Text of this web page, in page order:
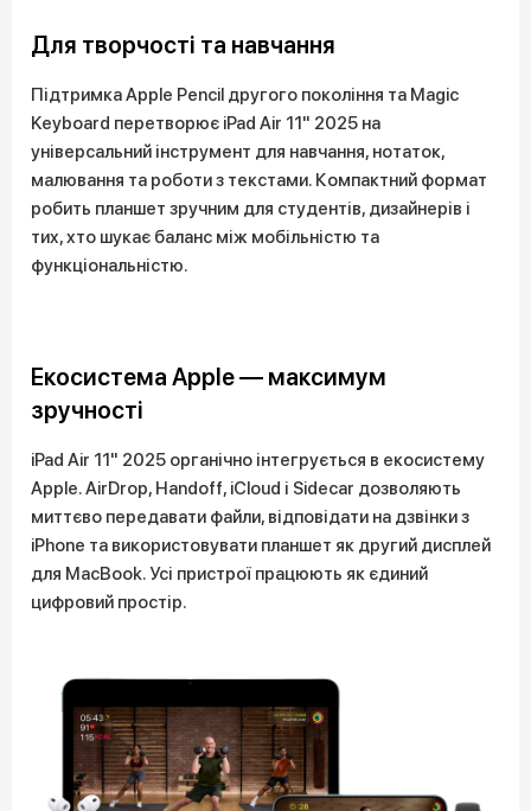
Для творчості та навчання
Підтримка Apple Pencil другого покоління та Magic
Keyboard перетворює iPad Air 11" 2025 на
універсальний інструмент для навчання, нотаток,
малювання та роботи з текстами. Компактний формат
робить планшет зручним для студентів, дизайнерів і
тих, хто шукає баланс між мобільністю та
функціональністю.
Екосистема Apple — максимум
зручності
iPad Air 11" 2025 органічно інтегрується в екосистему
Apple. AirDrop, Handoff, iCloud і Sidecar дозволяють
миттєво передавати файли, відповідати на дзвінки з
iPhone та використовувати планшет як другий дисплей
для MacBook. Усі пристрої працюють як єдиний
цифровий простір.